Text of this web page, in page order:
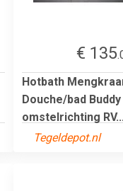
€ 135
Hotbath
Douche/bad
omstelrichting RV...
Tegeldepot.nl